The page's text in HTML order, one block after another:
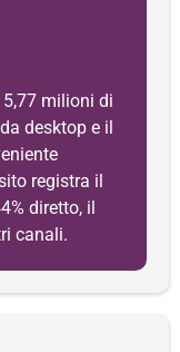
milioni di
desktop e il
registra il
diretto, il
canali.